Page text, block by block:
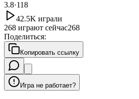
3.8·118
42.5K играли
268 играют сейчас268
Поделиться:
Копировать ссылку
Игра не работает?